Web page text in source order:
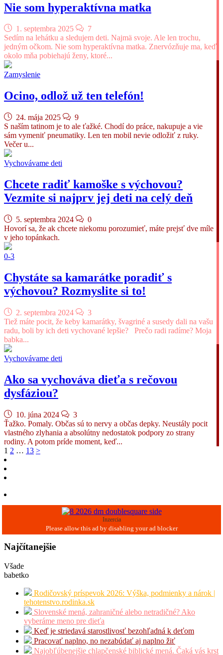
Nie som hyperaktívna matka
1. septembra 2025
7
Sedím na lehátku a sledujem deti. Najmä svoje. Ale len trochu,
jedným očkom. Nie som hyperaktívna matka. Znervózňuje ma, keď
okolo mňa pobiehajú ženy, ktoré...
Zamyslenie
Ocino, odlož už ten telefón!
24. mája 2025
9
S naším tatinom je to ale ťažké. Chodí do práce, nakupuje a vie
sám vymeniť pneumatiky. Len ten mobil nevie odložiť z ruky.
Večer u...
Vychovávame deti
Chcete radiť kamoške s výchovou?
Vezmite si najprv jej deti na celý deň
5. septembra 2024
0
Hovorí sa, že ak chcete niekomu porozumieť, máte prejsť dve míle
v jeho topánkach.
0-3
Chystáte sa kamarátke poradiť s
výchovou? Rozmyslite si to!
2. septembra 2024
3
Tiež máte pocit, že keby kamarátky, švagriné a susedy dali na vašu
radu, boli by ich deti vychované lepšie? Prečo radi radíme? Moja
babka...
Vychovávame deti
Ako sa vychováva dieťa s rečovou
dysfáziou?
10. júna 2024
3
Ťažko. Pomaly. Občas sú to nervy a občas depky. Neustály pocit
vlastného zlyhania a absolútny nedostatok podpory zo strany
rodiny. A potom príde moment, keď...
Navigácia
v
článkoch
1 2 … 13 >
Inzercia
Najčítanejšie
Všade
babetko
Rodičovský príspevok 2026: Výška, podmienky a nárok |
tehotenstvo.rodinka.sk
Slovenské mená, zahraničné alebo netradičné? Ako
vyberáme meno pre dieťa
Keď je striedavá starostlivosť bezohľadná k deťom
Pracovať naplno, no nezabúdať aj naplno žiť
Najobľúbenejšie chlapčenské biblické mená. Čaká vás krst